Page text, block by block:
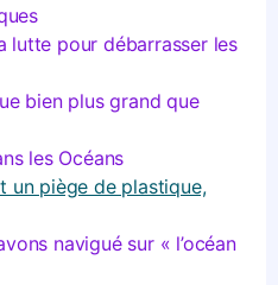
lutte pour débarrasser les
bien plus grand que
les Océans
un piège de plastique,
navigué sur « l’océan